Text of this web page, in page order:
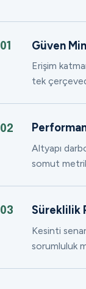
01 Güven
Erişim
tek
02
Altyapı
somut
03 Süreklilik
Kesinti
sorumluluk